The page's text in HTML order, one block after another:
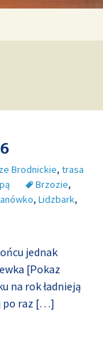
Brodnickie, trasa
Brzozie,
, Lidzbark,
jednak
[Pokaz
na rok ładnieją
po raz […]